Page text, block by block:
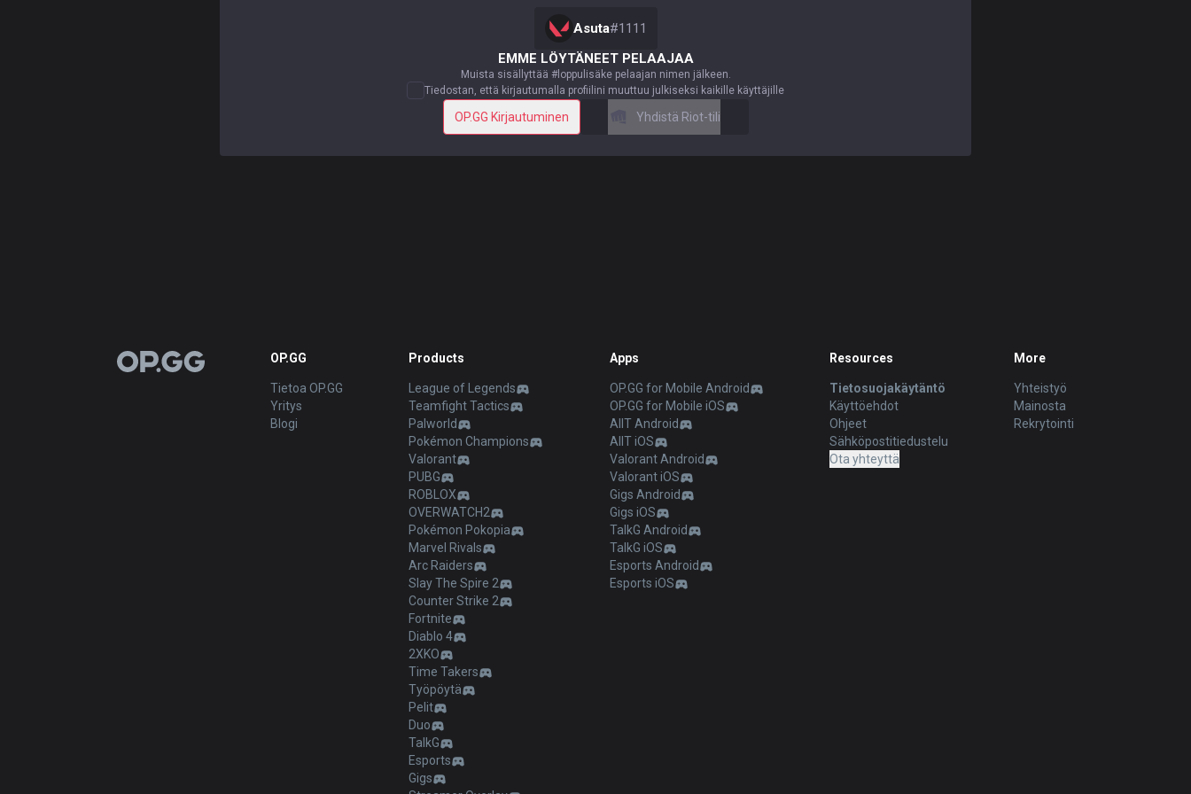
Asuta#1111
EMME LÖYTÄNEET PELAAJAA
Muista sisällyttää #loppulisäke pelaajan nimen jälkeen.
Tiedostan, että kirjautumalla profiilini muuttuu julkiseksi kaikille käyttäjille
OP.GG Kirjautuminen Yhdistä Riot-tili
OP.GG OP.GG
Tietoa OP.GG
Yritys
Blogi
Products
League of Legends
Teamfight Tactics
Palworld
Pokémon Champions
Valorant
PUBG
ROBLOX
OVERWATCH2
Pokémon Pokopia
Marvel Rivals
Arc Raiders
Slay The Spire 2
Counter Strike 2
Fortnite
Diablo 4
2XKO
Time Takers
Työpöytä
Pelit
Duo
TalkG
Esports
Gigs
Apps
OP.GG for Mobile Android
OP.GG for Mobile iOS
AllT Android
AllT iOS
Valorant Android
Valorant iOS
Gigs Android
Gigs iOS
TalkG Android
TalkG iOS
Esports Android
Esports iOS
Resources
Tietosuojakäytäntö
Käyttöehdot
Ohjeet
Sähköpostitiedustelu
Ota yhteyttä
More
Yhteistyö
Mainosta
Rekrytointi